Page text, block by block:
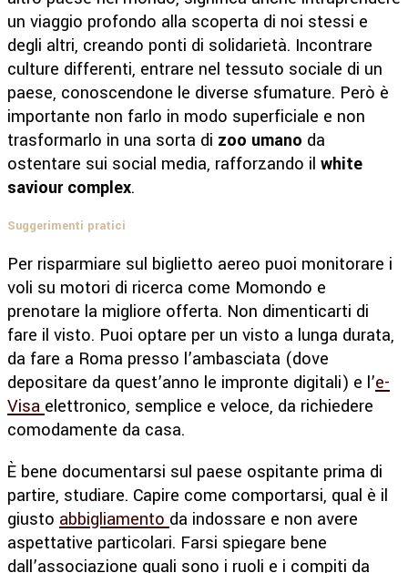
un viaggio profondo alla scoperta di noi stessi e
degli altri, creando ponti di solidarietà. Incontrare
culture differenti, entrare nel tessuto sociale di un
paese, conoscendone le diverse sfumature. Però è
importante non farlo in modo superficiale e non
trasformarlo in una sorta di zoo umano da
ostentare sui social media, rafforzando il white
saviour complex.
Suggerimenti pratici
Per risparmiare sul biglietto aereo puoi monitorare i
voli su motori di ricerca come Momondo e
prenotare la migliore offerta. Non dimenticarti di
fare il visto. Puoi optare per un visto a lunga durata,
da fare a Roma presso l’ambasciata (dove
depositare da quest’anno le impronte digitali) e l’e-
Visa elettronico, semplice e veloce, da richiedere
comodamente da casa.
È bene documentarsi sul paese ospitante prima di
partire, studiare. Capire come comportarsi, qual è il
giusto abbigliamento da indossare e non avere
aspettative particolari. Farsi spiegare bene
dall’associazione quali sono i ruoli e i compiti da